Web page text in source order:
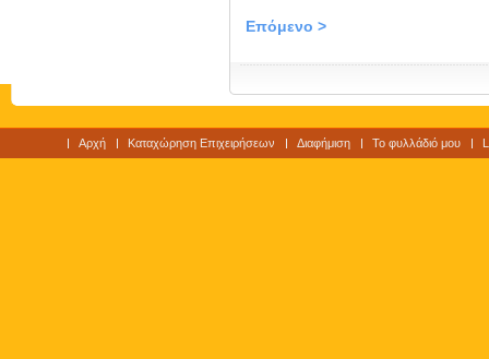
Επόμενο >
Αρχή Καταχώρηση Επιχειρήσεων Διαφήμιση Το φυλλάδιό μου